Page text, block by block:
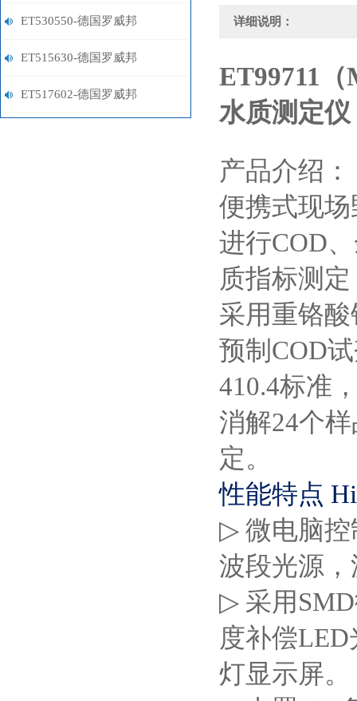
剂：环保监测的重要工具
ET530550-德国罗威邦
Lovibond铁试剂
ET515630-德国罗威邦
Lovibond镍试剂
ET517602-德国罗威邦
详细说明：
ET99711（
水质测定仪
产品介绍：
便携式现
进行COD
质指标测定
采用重铬
预制 COD
410.4标准
消解24个
定。
性能特点
▷ 微电脑
波段光源
▷ 采用 SMD
度补偿LED
灯显示屏。